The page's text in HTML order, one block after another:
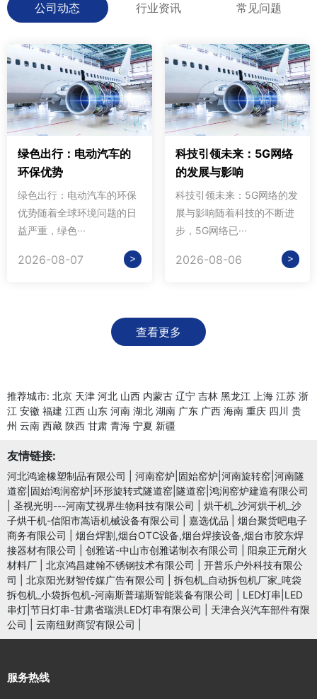
公司动态 行业资讯 常见问题
绿色出行：电动汽车的
环保优势
绿色出行：电动汽车的环保
优势随着全球环境问题的日
益严重，绿色···
2026-08-07 >
科技引领未来：5G网络
的发展与影响
科技引领未来：5G网络的发
展与影响随着科技的不断进
步，5G网络已···
2026-08-06 >
查看更多
推荐城市: 北京 天津 河北 山西 内蒙古 辽宁 吉林 黑龙江 上海 江苏 浙
江 安徽 福建 江西 山东 河南 湖北 湖南 广东 广西 海南 重庆 四川 贵
州 云南 西藏 陕西 甘肃 青海 宁夏 新疆
友情链接:
河北鸿途橡塑制品有限公司
河南窑炉|固始窑炉|河南旋转窑|河南隧
道窑|固始鸿润窑炉|环形旋转式隧道窑|隧道窑|鸿润窑炉建造有限公司
圣视光明---河南艾视界生物科技有限公司
烘干机_沙河烘干机_沙
子烘干机-信阳市嵩语机械设备有限公司
嘉选优品
烟台聚货吧电子
商务有限公司
烟台焊割,烟台OTC设备,烟台焊接设备,烟台市胶东焊
接器材有限公司
创雅诺-中山市创雅诺制衣有限公司
阳泉正元耐火
材料厂
北京鸿昌建翰不锈钢技术有限公司
开普乐户外科技有限公
司
北京阳光财智传媒广告有限公司
拆包机_自动拆包机厂家_吨袋
拆包机_小袋拆包机-河南斯普瑞斯智能装备有限公司
LED灯串|LED
串灯|节日灯串-甘肃省瑞洪LED灯串有限公司
天津合兴汽车部件有限
公司
云南纽财商贸有限公司
服务热线